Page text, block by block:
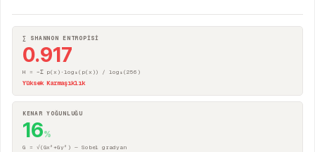
∑ SHANNON ENTROPİSİ
0.917
H = −Σ p(x)·log₂(p(x)) / log₂(256)
Yüksek Karmaşıklık
KENAR YOĞUNLUĞU
16%
G = √(Gx²+Gy²) — Sobel gradyan